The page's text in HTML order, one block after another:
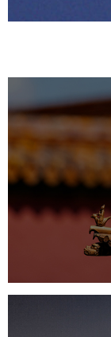
文化艺术
景区网站建设